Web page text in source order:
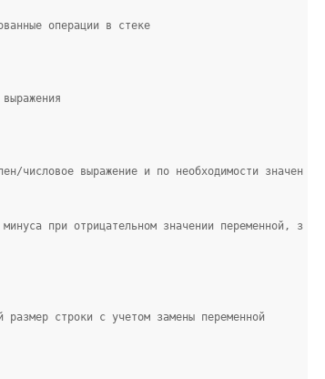
операции в стеке
числовое выражение и по необходимости значен
при отрицательном значении переменной, з
размер строки с учетом замены переменной